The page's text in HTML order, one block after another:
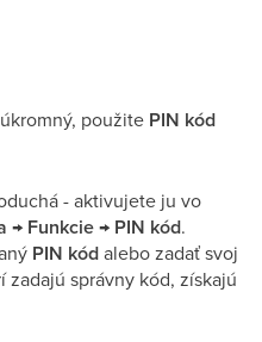
použite PIN kód
- aktivujete ju vo
→ Funkcie→ PIN kód.
PIN kódalebo zadať svoj
správny kód, získajú